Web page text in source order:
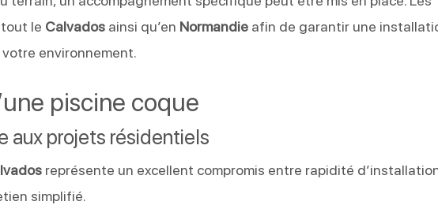
le Calvados ainsi qu’en Normandie afin de garantir une
environnement.
piscine coque
aux projets résidentiels
représente un excellent compromis entre rapidité
simplifié.